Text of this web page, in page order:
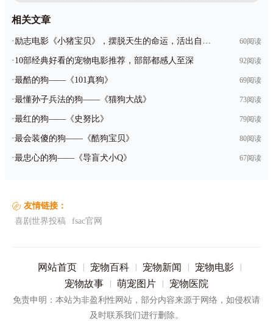
相关文章
·励志电影《小猪宝贝》，摆脱天生的命运，活出自己的人生 60阅读
·10部经典好看的宠物电影推荐，部部都感人至深 92阅读
·最酷的狗——《101真狗》 69阅读
·最懂孙子兵法的狗——《猫狗大战》 73阅读
·最红的狗——《史努比》 79阅读
·最会装傻的狗——《酷狗宝贝》 80阅读
·最忠心的狗——《导盲犬小Q》 67阅读
友情链接：
喜剧世界投稿
fsac官网
网站首页 宠物百科 宠物新闻 宠物电影
宠物故事 萌宠图片 宠物医院
免责申明：本站为非盈利性网站，部分内容来源于网络，如侵权请
及时联系我们进行删除。